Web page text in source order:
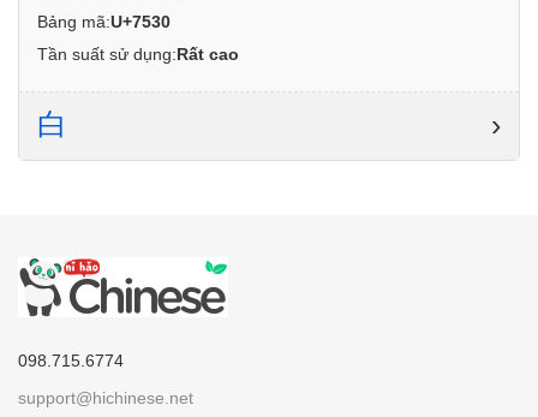
Bảng mã:U+7530
Tần suất sử dụng:Rất cao
白 ›
098.715.6774
support@hichinese.net